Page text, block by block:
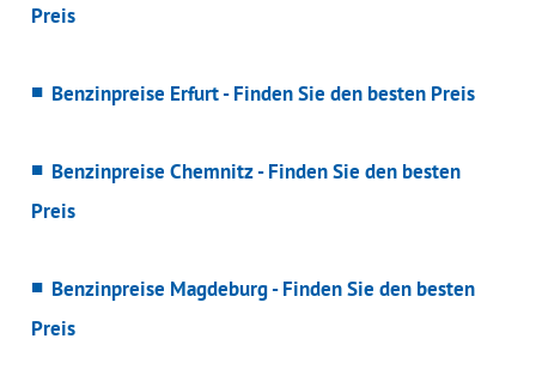
Preis
Benzinpreise Erfurt - Finden Sie den besten Preis
Benzinpreise Chemnitz - Finden Sie den besten
Preis
Benzinpreise Magdeburg - Finden Sie den besten
Preis